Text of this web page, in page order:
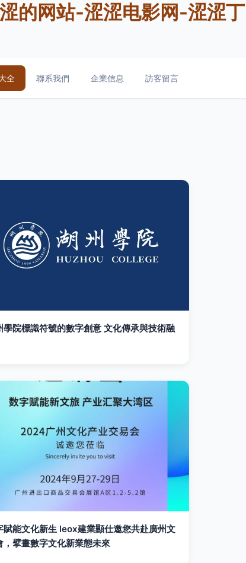
的网站-涩涩电影网-涩涩丁
全 聯系我們 企業信息 訪客留言
學院標識符號的數字創意 文化傳承與技術融
賦能文化新生 leox建業顯仕邀您共赴廣州文
，擘畫數字文化新業態未來